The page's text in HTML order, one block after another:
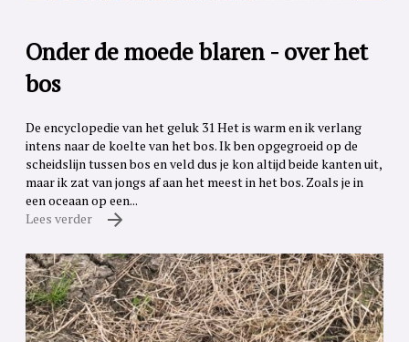
Onder de moede blaren - over het
bos
De encyclopedie van het geluk 31 Het is warm en ik verlang
intens naar de koelte van het bos. Ik ben opgegroeid op de
scheidslijn tussen bos en veld dus je kon altijd beide kanten uit,
maar ik zat van jongs af aan het meest in het bos. Zoals je in
een oceaan op een...
Lees verder